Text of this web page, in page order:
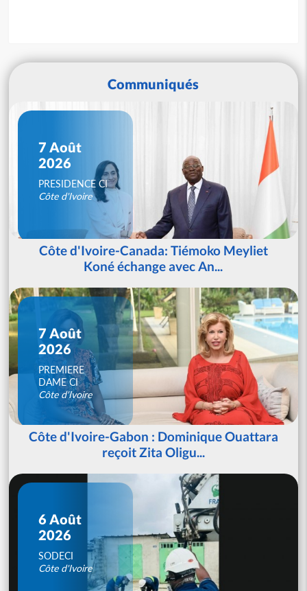
Communiqués
7 Août
2026
PRESIDENCE CI
Côte d'Ivoire
Côte d'Ivoire-Canada: Tiémoko Meyliet
Koné échange avec An...
7 Août
2026
PREMIERE
DAME CI
Côte d'Ivoire
Côte d'Ivoire-Gabon : Dominique Ouattara
reçoit Zita Oligu...
6 Août
2026
SODECI
Côte d'Ivoire